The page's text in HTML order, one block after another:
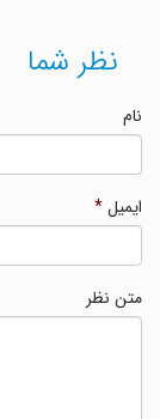
نظر شما
ایمیل*
متن نظر